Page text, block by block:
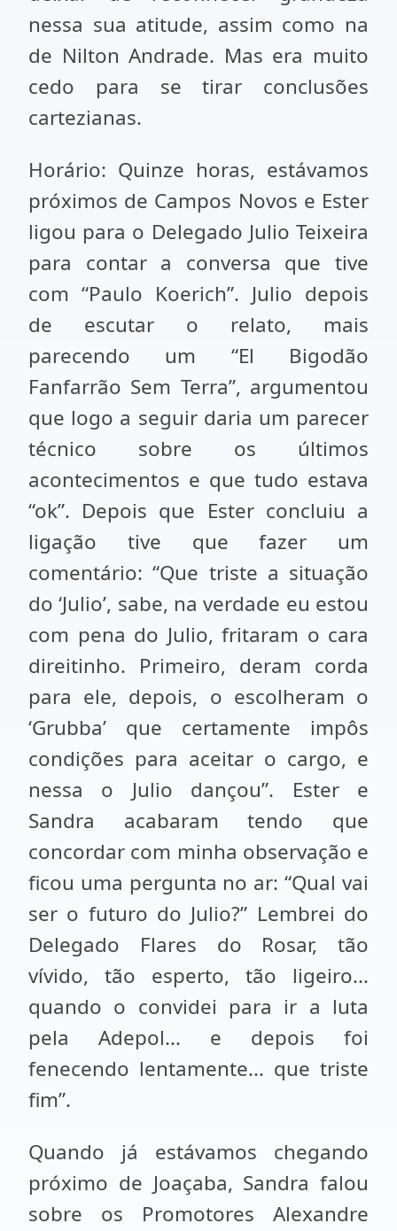
nessa sua atitude, assim como na
de Nilton Andrade. Mas era muito
cedo para se tirar conclusões
cartezianas.
Horário: Quinze horas, estávamos
próximos de Campos Novos e Ester
ligou para o Delegado Julio Teixeira
para contar a conversa que tive
com “Paulo Koerich”. Julio depois
de escutar o relato, mais
parecendo um “El Bigodão
Fanfarrão Sem Terra”, argumentou
que logo a seguir daria um parecer
técnico sobre os últimos
acontecimentos e que tudo estava
“ok”. Depois que Ester concluiu a
ligação tive que fazer um
comentário: “Que triste a situação
do ‘Julio’, sabe, na verdade eu estou
com pena do Julio, fritaram o cara
direitinho. Primeiro, deram corda
para ele, depois, o escolheram o
‘Grubba’ que certamente impôs
condições para aceitar o cargo, e
nessa o Julio dançou”. Ester e
Sandra acabaram tendo que
concordar com minha observação e
ficou uma pergunta no ar: “Qual vai
ser o futuro do Julio?” Lembrei do
Delegado Flares do Rosar, tão
vívido, tão esperto, tão ligeiro...
quando o convidei para ir a luta
pela Adepol... e depois foi
fenecendo lentamente... que triste
fim”.
Quando já estávamos chegando
próximo de Joaçaba, Sandra falou
sobre os Promotores Alexandre